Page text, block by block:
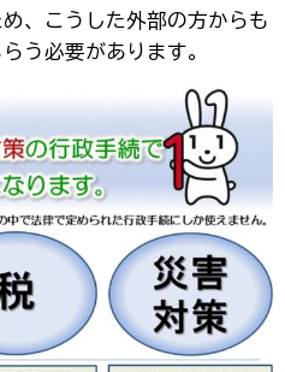
、こうした外部の方からも
う必要があります。